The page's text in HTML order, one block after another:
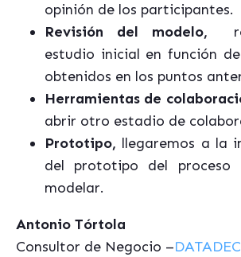
opinión de los participantes.
Revisión del modelo,
estudio inicial en función
obtenidos en los puntos
Herramientas de
abrir otro estadio de
Prototipo, llegaremos a la
del prototipo del proceso
modelar.
Antonio Tórtola
Consultor de Negocio –DATADEC